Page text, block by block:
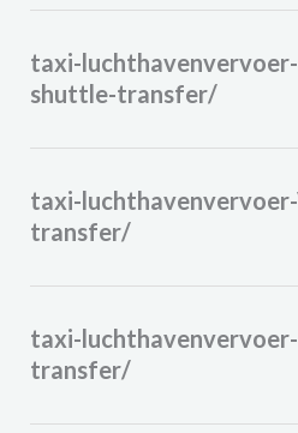
taxi-
shuttle-transfer/
taxi-
transfer/
taxi-
transfer/